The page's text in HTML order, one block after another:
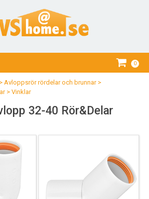
0
Avloppsrör rördelar och brunnar>
> Vinklar
32-40 Rör&Delar